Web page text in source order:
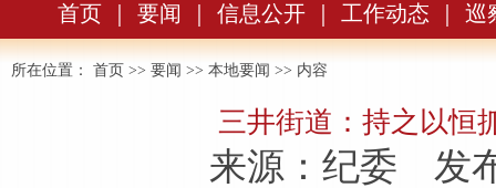
首页 要闻 信息公开 工作动态 巡
所在位置： 首页 >> 要闻 >> 本地要闻 >> 内容
三井街道：持之以恒
来源：纪委 发